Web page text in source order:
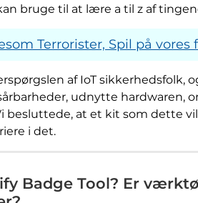
bruge til at lære a til z af
Terrorister, Spil på vores
af ​​IoT sikkerhedsfolk,
udnytte hardwaren,
besluttede, at et kit som dette
i det.
Badge Tool? Er